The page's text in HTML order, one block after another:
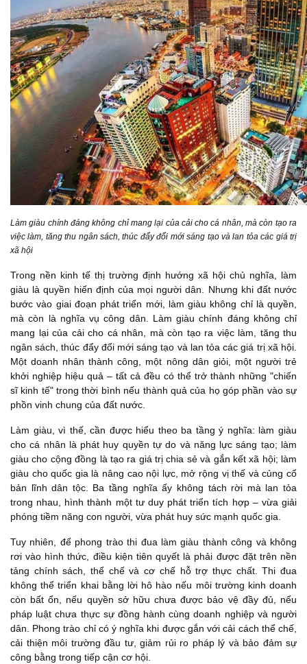
Làm giàu chính đáng không chỉ mang lại của cải cho cá nhân, mà còn tạo ra
việc làm, tăng thu ngân sách, thúc đẩy đổi mới sáng tạo và lan tỏa các giá trị
xã hội
Trong nền kinh tế thị trường định hướng xã hội chủ nghĩa, làm
giàu là quyền hiến định của mọi người dân. Nhưng khi đất nước
bước vào giai đoạn phát triển mới, làm giàu không chỉ là quyền,
mà còn là nghĩa vụ công dân. Làm giàu chính đáng không chỉ
mang lại của cải cho cá nhân, mà còn tạo ra việc làm, tăng thu
ngân sách, thúc đẩy đổi mới sáng tạo và lan tỏa các giá trị xã hội.
Một doanh nhân thành công, một nông dân giỏi, một người trẻ
khởi nghiệp hiệu quả – tất cả đều có thể trở thành những "chiến
sĩ kinh tế" trong thời bình nếu thành quả của họ góp phần vào sự
phồn vinh chung của đất nước.
Làm giàu, vì thế, cần được hiểu theo ba tầng ý nghĩa: làm giàu
cho cá nhân là phát huy quyền tự do và năng lực sáng tạo; làm
giàu cho cộng đồng là tạo ra giá trị chia sẻ và gắn kết xã hội; làm
giàu cho quốc gia là nâng cao nội lực, mở rộng vị thế và củng cố
bản lĩnh dân tộc. Ba tầng nghĩa ấy không tách rời mà lan tỏa
trong nhau, hình thành một tư duy phát triển tích hợp – vừa giải
phóng tiềm năng con người, vừa phát huy sức mạnh quốc gia.
Tuy nhiên, để phong trào thi đua làm giàu thành công và không
rơi vào hình thức, điều kiện tiên quyết là phải được đặt trên nền
tảng chính sách, thể chế và cơ chế hỗ trợ thực chất. Thi đua
không thể triển khai bằng lời hô hào nếu môi trường kinh doanh
còn bất ổn, nếu quyền sở hữu chưa được bảo vệ đầy đủ, nếu
pháp luật chưa thực sự đồng hành cùng doanh nghiệp và người
dân. Phong trào chỉ có ý nghĩa khi được gắn với cải cách thể chế,
cải thiện môi trường đầu tư, giảm rủi ro pháp lý và bảo đảm sự
công bằng trong tiếp cận cơ hội.